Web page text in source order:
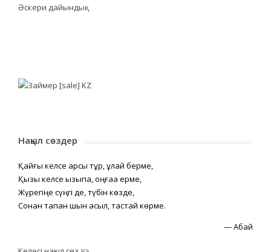
Әскери дайындық
Нақыл сөздер
Қайғы келсе қарсы тұр, құлай берме,
Қызық келсе қызықпа, оңғаққа ерме,
Жүрегіңе сүңгі де, түбін көзде,
Сонан тапқан шын асыл, тастай көрме.
—Абай